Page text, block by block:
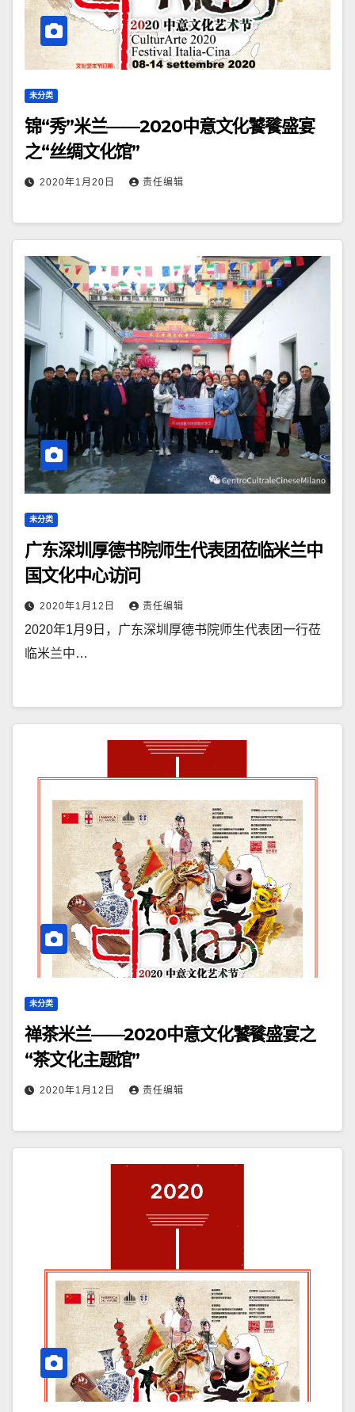
未分类
锦“秀”米兰——2020中意文化饕餮盛宴
之“丝绸文化馆”
2020年1月20日 责任编辑
未分类
广东深圳厚德书院师生代表团莅临米兰中
国文化中心访问
2020年1月12日 责任编辑
2020年1月9日，广东深圳厚德书院师生代表团一行莅
临米兰中…
未分类
禅茶米兰——2020中意文化饕餮盛宴之
“茶文化主题馆”
2020年1月12日 责任编辑